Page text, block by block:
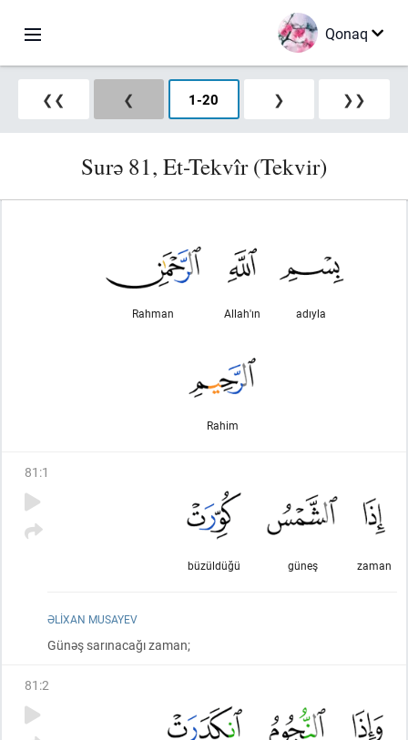
Qonaq
❮❮ ❮ 1-20 ❯ ❯❯
Surə 81, Et-Tekvîr (Tekvir)
adıyla
Allah'ın
Rahman
Rahim
81 :1
zaman
güneş
büzüldüğü
ƏLIXAN MUSAYEV
Günəş sarınacağı zaman;
81 :2